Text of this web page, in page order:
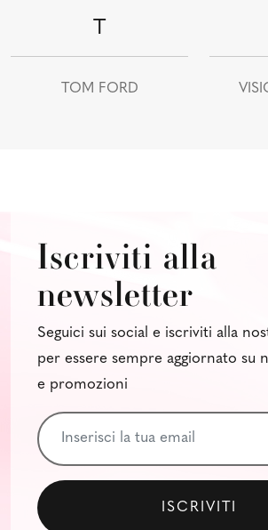
T
TOM FORD
Iscriviti alla
newsletter
Seguici sui social e iscriviti alla
per essere sempre aggiornato su
e promozioni